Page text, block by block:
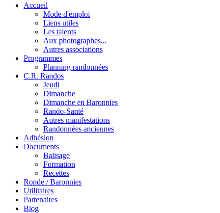
Accueil
Mode d'emploi
Liens utiles
Les talents
Aux photographes...
Autres associations
Programmes
Planning randonnées
C.R. Randos
Jeudi
Dimanche
Dimanche en Baronnies
Rando-Santé
Autres manifestations
Randonnées anciennes
Adhésion
Documents
Balisage
Formation
Recettes
Ronde / Baronnies
Utilitaires
Partenaires
Blog